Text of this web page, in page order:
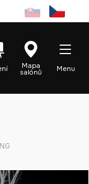
Mapa
salónů Menu